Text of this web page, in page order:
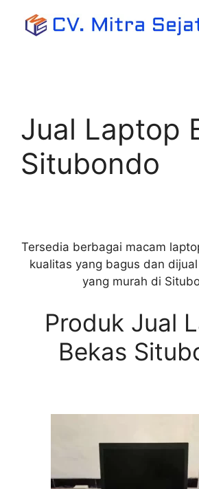
Jual Laptop
Situbondo
Tersedia berbagai macam
kualitas yang bagus dan
yang murah di
Produk Jual
Bekas